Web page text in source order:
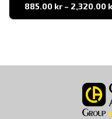
885.00 kr – 2,320.00